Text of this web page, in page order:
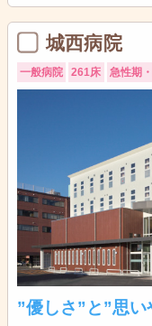
城西病院
一般病院 261床 急性期
”優しさ”と”思